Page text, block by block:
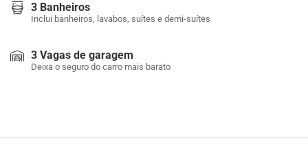
3 Banheiros
Inclui banheiros, lavabos, suítes e demi-suítes
3 Vagas de garagem
Deixa o seguro do carro mais barato